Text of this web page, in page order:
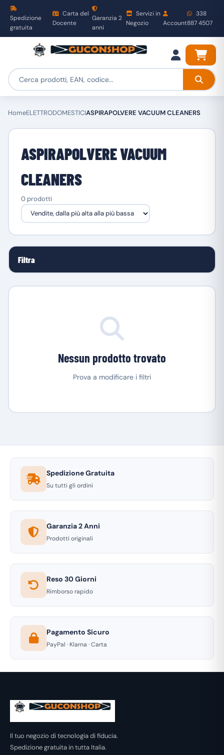
Spedizione
gratuita
Carta del
Docente
Garanzia 2
anni
Servizi in
Negozio
Account
338
887 4507
HomeELETTRODOMESTICIASPIRAPOLVERE VACUUM CLEANERS
ASPIRAPOLVERE VACUUM
CLEANERS
0 prodotti
Filtra
Nessun prodotto trovato
Prova a modificare i filtri
Spedizione Gratuita
Su tutti gli ordini
Garanzia 2 Anni
Prodotti originali
Reso 30 Giorni
Rimborso rapido
Pagamento Sicuro
PayPal · Klarna · Carta
Il tuo negozio di tecnologia di fiducia.
Spedizione gratuita in tutta Italia.